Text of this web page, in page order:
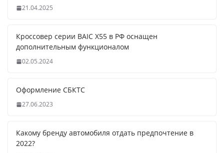
21.04.2025
Кроссовер серии BAIC X55 в РФ оснащен
дополнительным функционалом
02.05.2024
Оформление СБКТС
27.06.2023
Какому бренду автомобиля отдать предпочтение в
2022?